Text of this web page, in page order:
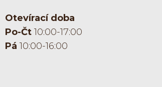
Otevírací doba
Po-Čt 10:00-17:00
Pá 10:00-16:00